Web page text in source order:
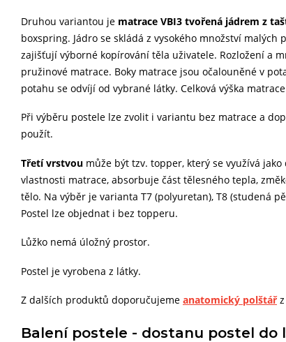
Druhou variantou je matrace VBI3 tvořená jádrem z
boxspring. Jádro se skládá z vysokého množství
zajišťují výborné kopírování těla uživatele. Rozložení a
pružinové matrace. Boky matrace jsou očalouněné v
potahu se odvíjí od vybrané látky. Celková výška
Při výběru postele lze zvolit i variantu bez matrace a
použít.
Třetí vrstvou může být tzv. topper, který se využívá
vlastnosti matrace, absorbuje část tělesného tepla,
tělo. Na výběr je varianta T7 (polyuretan), T8 (studená
Postel lze objednat i bez topperu.
Lůžko nemá úložný prostor.
Postel je vyrobena z látky.
Z dalších produktů doporučujeme anatomický polštářz
Balení postele - dostanu postel do